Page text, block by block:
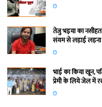
तेजु भइया का
संयम से लड़ाई
भाई का किया खून,
प्रेमी के लिये जेल में